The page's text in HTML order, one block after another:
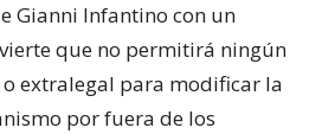
Gianni Infantino con un
que no permitirá ningún
extralegal para modificar la
por fuera de los